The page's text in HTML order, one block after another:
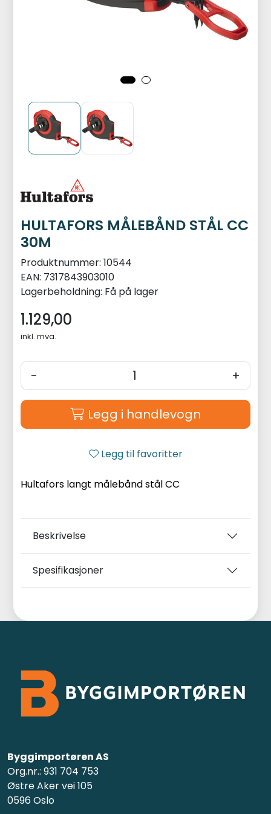
HULTAFORS MÅLEBÅND STÅL CC
30M
Produktnummer: 10544
EAN: 7317843903010
Lagerbeholdning: Få på lager
1.129,00
inkl. mva.
- +
Legg i handlevogn
Legg til favoritter
Hultafors langt målebånd stål CC
Beskrivelse
Spesifikasjoner
Byggimportøren AS
Org.nr.: 931 704 753
Østre Aker vei 105
0596 Oslo